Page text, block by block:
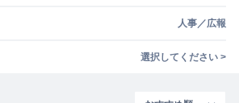
人事／広報
選択してください >